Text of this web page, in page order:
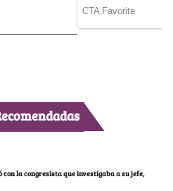
con la congresista que investigaba a su jefe,